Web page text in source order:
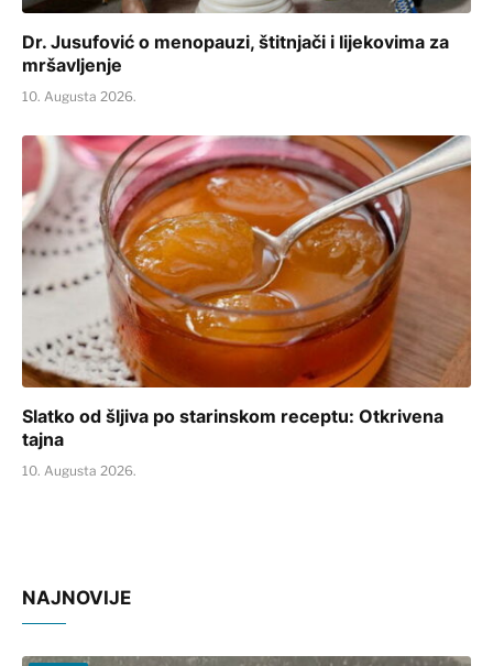
Dr. Jusufović o menopauzi, štitnjači i lijekovima za
mršavljenje
10. Augusta 2026.
Slatko od šljiva po starinskom receptu: Otkrivena
tajna
10. Augusta 2026.
NAJNOVIJE